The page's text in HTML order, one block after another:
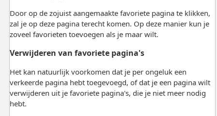
Door op de zojuist aangemaakte favoriete pagina te klikken,
zal je op deze pagina terecht komen. Op deze manier kun je
zoveel favorieten toevoegen als je maar wilt.
Verwijderen van favoriete pagina's
Het kan natuurlijk voorkomen dat je per ongeluk een
verkeerde pagina hebt toegevoegd, of dat je een pagina wilt
verwijderen uit je favoriete pagina's, die je niet meer nodig
hebt.